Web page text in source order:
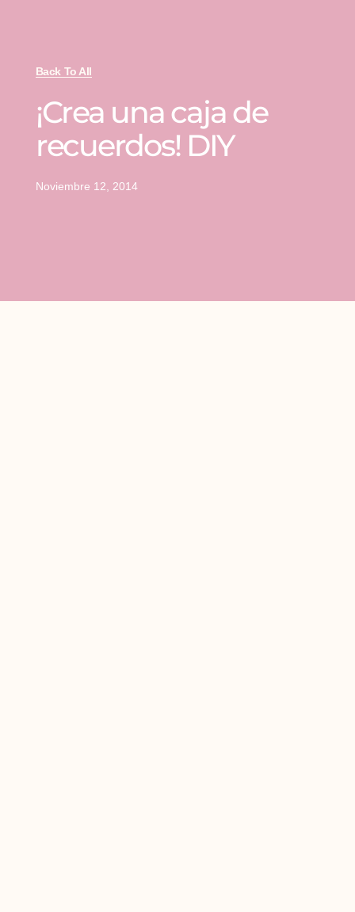
Back To All
¡Crea una caja de
recuerdos! DIY
Noviembre 12, 2014